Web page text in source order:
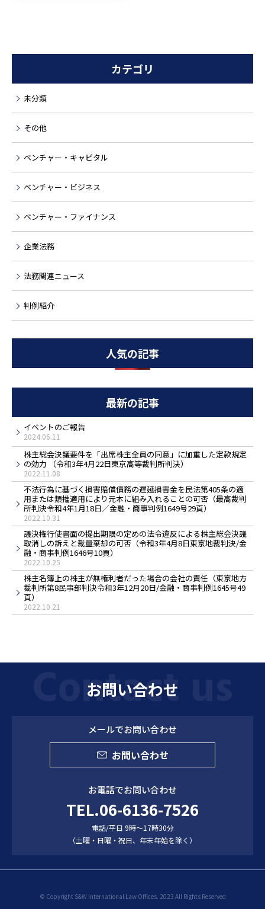
カテゴリ
未分類
その他
ベンチャー・キャピタル
ベンチャー・ビジネス
ベンチャー・ファイナンス
企業法務
法務関連ニュース
判例紹介
人気の記事
最新の記事
イベントのご報告
2024.06.11
株主総会決議要件を「出席株主全員の同意」に加重した定款規定
の効力 （令和3年4月22日東京高等裁判所判決）
2022.11.08
不法行為に基づく損害賠償債務の遅延損害金を民法第405条の適
用または類推適用により元本に組み入れることの可否（最高裁判
所判決令和4年1月18日／金融・商事判例1649号29頁）
2022.10.31
議決権行使書面の提出期限の定めの法令違反による株主総会決議
取消しの訴えと裁量棄却の可否（令和3年4月8日東京地裁判決/金
融・商事判例1646号10頁）
2022.10.25
株主名簿上の株主が無権利者だった場合の会社の責任（東京地方
裁判所第8民事部判決令和3年12月20日/金融・商事判例1645号49
頁）
2022.10.21
お問い合わせ
メールでお問い合わせ
お問い合わせ
お電話でお問い合わせ
TEL.06-6136-7526
電話/平日 9時～17時30分
（土曜・日曜・祝日、年末年始を除く）
© Copyright S&W International Law Offices. 2023 All Rights Reserved